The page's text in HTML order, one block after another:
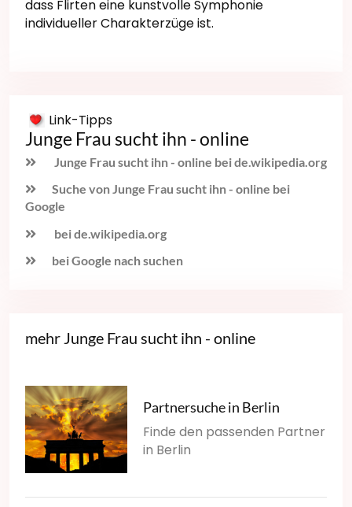
dass Flirten eine kunstvolle Symphonie
individueller Charakterzüge ist.
Link-Tipps
Junge Frau sucht ihn - online
Junge Frau sucht ihn - online bei de.wikipedia.org
Suche von Junge Frau sucht ihn - online bei
Google
bei de.wikipedia.org
bei Google nach suchen
mehr Junge Frau sucht ihn - online
Partnersuche in Berlin
Finde den passenden Partner
in Berlin